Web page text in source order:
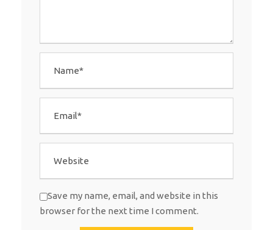
Save my name, email, and website in this
browser for the next time I comment.